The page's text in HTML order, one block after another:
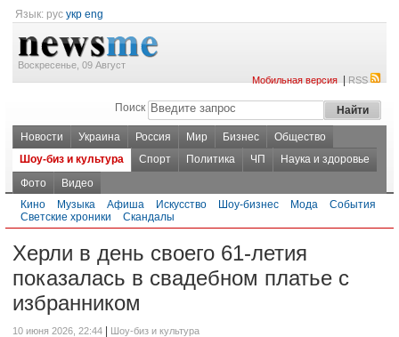
Язык: рус укр eng
Воскресенье, 09 Август
Мобильная версия|RSS
Поиск
Новости Украина Россия Мир Бизнес
Общество
Шоу-биз и культура
Спорт Политика ЧП
Наука и здоровье
Фото
Видео
Кино
Музыка Афиша Искусство Шоу-бизнес Мода
События
Светские хроники
Скандалы
Херли в день своего 61-летия
показалась в свадебном платье с
избранником
10 июня 2026, 22:44 Шоу-биз и культура